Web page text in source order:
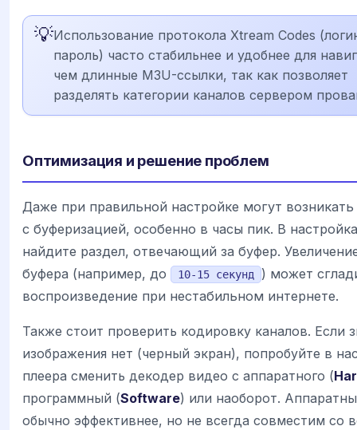
💡Использование протокола Xtream Codes
пароль) часто стабильнее и удобнее для
чем длинные M3U-ссылки, так как позволяет
разделять категории каналов сервером
Оптимизация и решение проблем
Даже при правильной настройке могут
с буферизацией, особенно в часы пик. В
найдите раздел, отвечающий за буфер.
буфера (например, до
10-15 секунд
) может
воспроизведение при нестабильном интернете.
Также стоит проверить кодировку каналов. Если
изображения нет (черный экран), попробуйте в
плеера сменить декодер видео с аппаратного (
программный (Software) или наоборот.
обычно эффективнее, но не всегда совместим со